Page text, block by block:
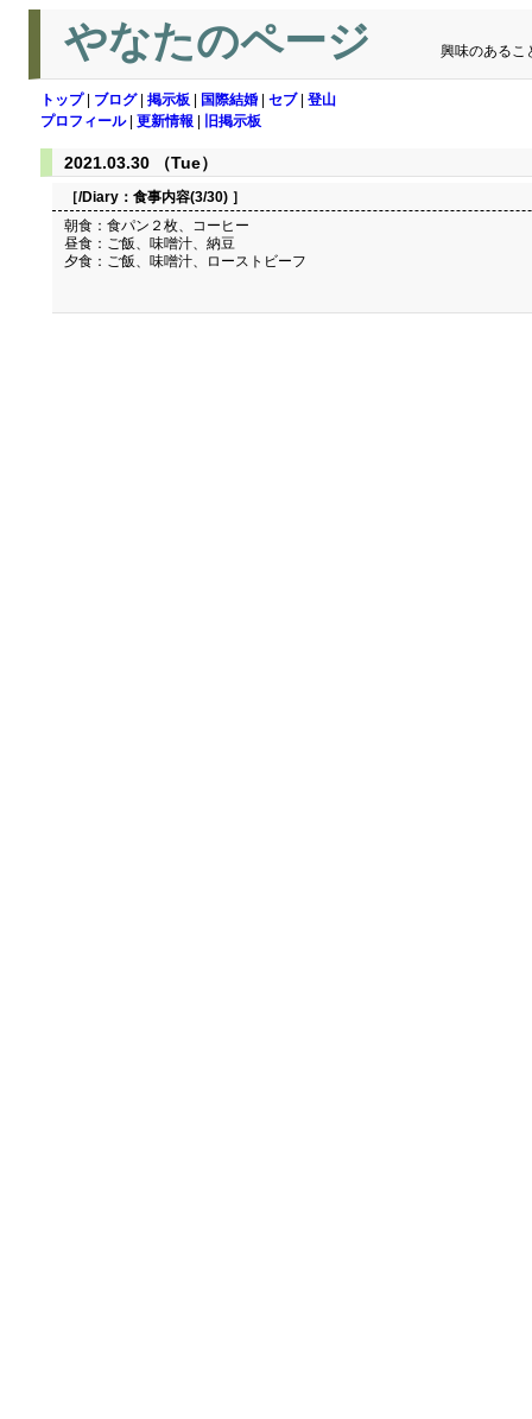
やなたのページ 興味のあるこ
トップ| ブログ| 掲示板 国際結婚 セブ| 登山
プロフィール| 更新情報 旧掲示板
2021.03.30 （Tue）
［/Diary： 食事内容(3/30) ］
朝食：食パン２枚、コーヒー
昼食：ご飯、味噌汁、納豆
夕食：ご飯、味噌汁、ローストビーフ